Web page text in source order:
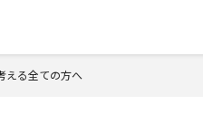
える全ての方へ